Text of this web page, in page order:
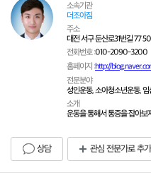
소속기관
더조아짐
주소
대전 서구 둔산로31번길 77
전화번호 :010-2090-3200
홈페이지 :http://
전문분야
성인운동, 소아청소년운동,
소개
운동을 통해서 통증을 잡아보
상담 관심 전문가로 추가